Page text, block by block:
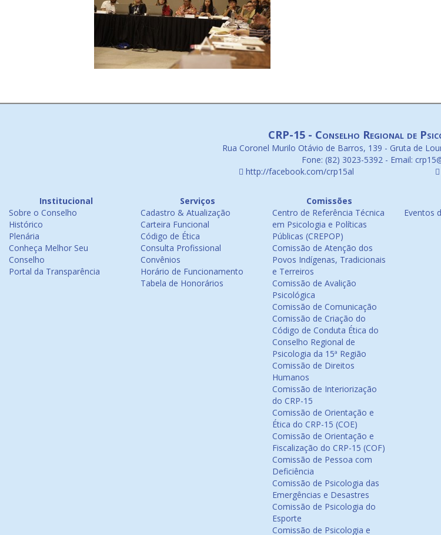
CRP-15 - Conselho Regional de
Rua Coronel Murilo Otávio de Barros, 139 - Gruta de
Fone: (82) 3023-5392 - Email:
http://facebook.com/crp15al
Institucional
Sobre o Conselho
Histórico
Plenária
Conheça Melhor Seu
Conselho
Portal da Transparência
Serviços
Cadastro & Atualização
Carteira Funcional
Código de Ética
Consulta Profissional
Convênios
Horário de Funcionamento
Tabela de Honorários
Comissões
Centro de Referência Técnica
em Psicologia e Políticas
Públicas (CREPOP)
Comissão de Atenção dos
Povos Indígenas, Tradicionais
e Terreiros
Comissão de Avalição
Psicológica
Comissão de Comunicação
Comissão de Criação do
Código de Conduta Ética do
Conselho Regional de
Psicologia da 15ª Região
Comissão de Direitos
Humanos
Comissão de Interiorização
do CRP-15
Comissão de Orientação e
Ética do CRP-15 (COE)
Comissão de Orientação e
Fiscalização do CRP-15 (COF)
Comissão de Pessoa com
Deficiência
Comissão de Psicologia das
Emergências e Desastres
Comissão de Psicologia do
Esporte
Comissão de Psicologia e
Eventos